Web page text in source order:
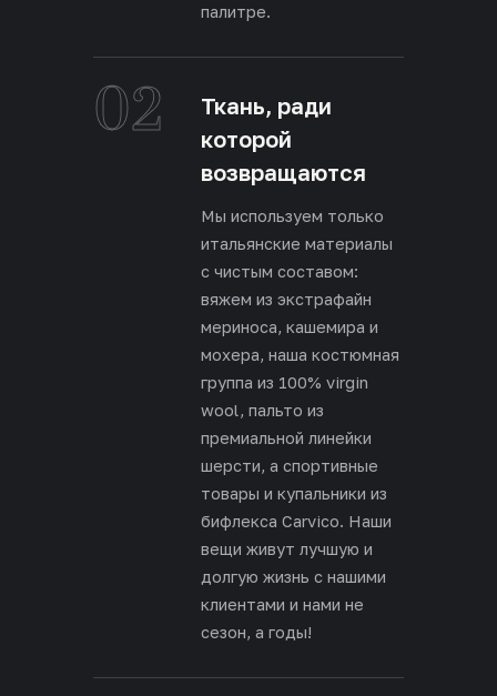
палитре.
02
Ткань, ради
которой
возвращаются
Мы используем только
итальянские материалы
с чистым составом:
вяжем из экстрафайн
мериноса, кашемира и
мохера, наша костюмная
группа из 100% virgin
wool, пальто из
премиальной линейки
шерсти, а спортивные
товары и купальники из
бифлекса Carvico. Наши
вещи живут лучшую и
долгую жизнь с нашими
клиентами и нами не
сезон, а годы!